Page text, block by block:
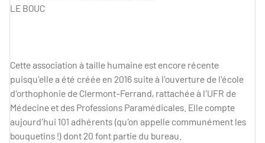
LE BOUC
Cette association à taille humaine est encore récente
puisqu'elle a été créée en 2016 suite à l'ouverture de l'école
d'orthophonie de Clermont-Ferrand, rattachée à l'UFR de
Médecine et des Professions Paramédicales. Elle compte
aujourd'hui 101 adhérents (qu'on appelle communément les
bouquetins !) dont 20 font partie du bureau.